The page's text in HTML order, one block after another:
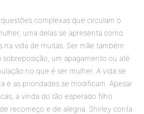
complexas que circulam o
uma delas se apresenta como
na vida de muitas. Ser mãe também
sobreposição, um apagamento ou até
no que é ser mulher. A vida se
e as prioridades se modificam. Apesar
a vinda do tão esperado filho
recomeço e de alegria. Shirley conta